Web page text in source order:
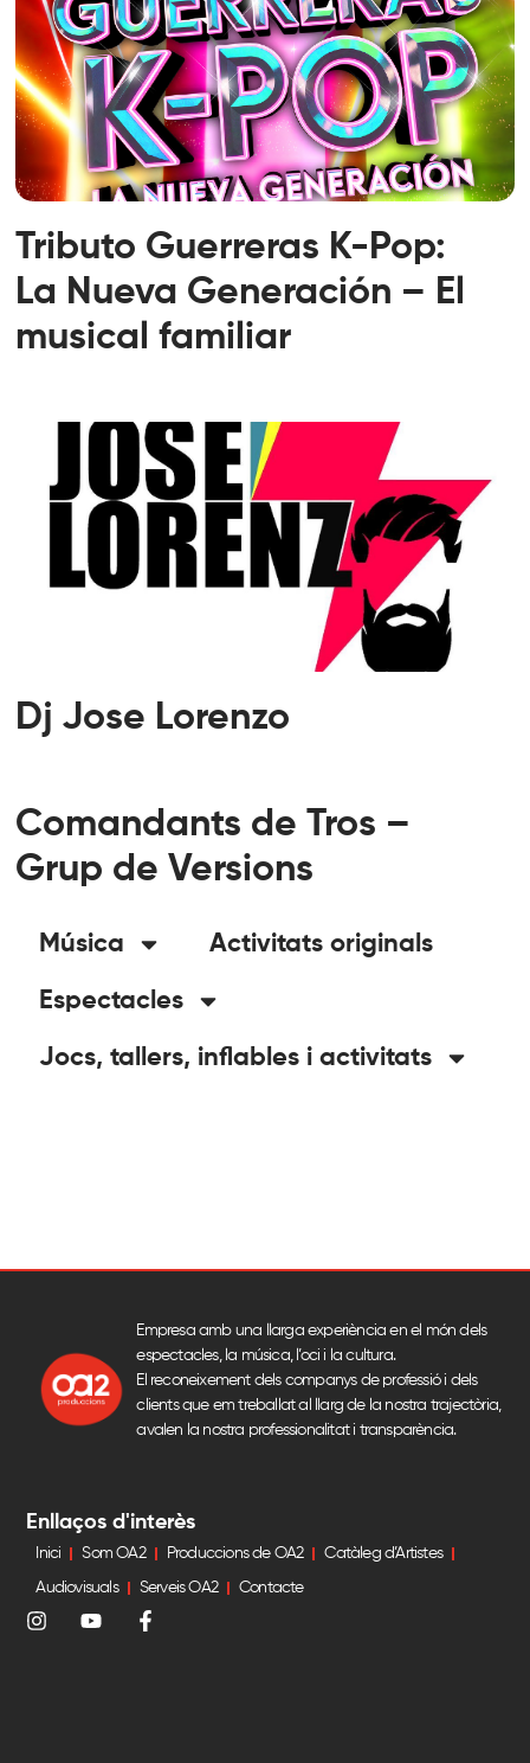
Tributo Guerreras K-Pop:
La Nueva Generación – El
musical familiar
Dj Jose Lorenzo
Comandants de Tros –
Grup de Versions
Música Activitats originals
Espectacles
Jocs, tallers, inflables i activitats
Empresa amb una llarga experiència en el món dels
espectacles, la música, l’oci i la cultura.
El reconeixement dels companys de professió i dels
clients que em treballat al llarg de la nostra trajectòria,
avalen la nostra professionalitat i transparència.
Enllaços d'interès
Inici Som OA2 Produccions de OA2 Catàleg d’Artistes
Audiovisuals Serveis OA2 Contacte